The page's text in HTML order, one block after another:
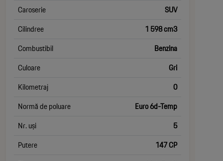
Caroserie
SUV
Cilindree
1 598 cm3
Combustibil
Benzina
Culoare
Gri
Kilometraj
0
Normă de poluare
Euro 6d-Temp
Nr. uși
5
Putere
147 CP